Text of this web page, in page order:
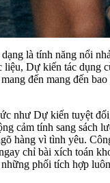
là tính năng nổi
Dự kiến tác dụng
đến mang đến
như Dự kiến tuyệt
cảm tính sang sách
hàng vì tình yêu.
chỉ bài xích toán
phối tích hợp